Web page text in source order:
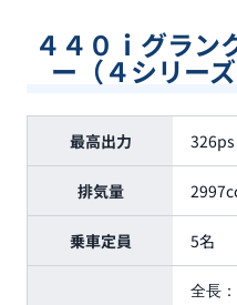
４４０ｉグラン
ー（４シリー
最高出力 326ps
排気量
乗車定員 5名
全長：